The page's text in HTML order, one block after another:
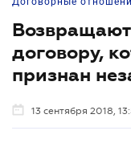
договору,
признан
13 сентября 2018,